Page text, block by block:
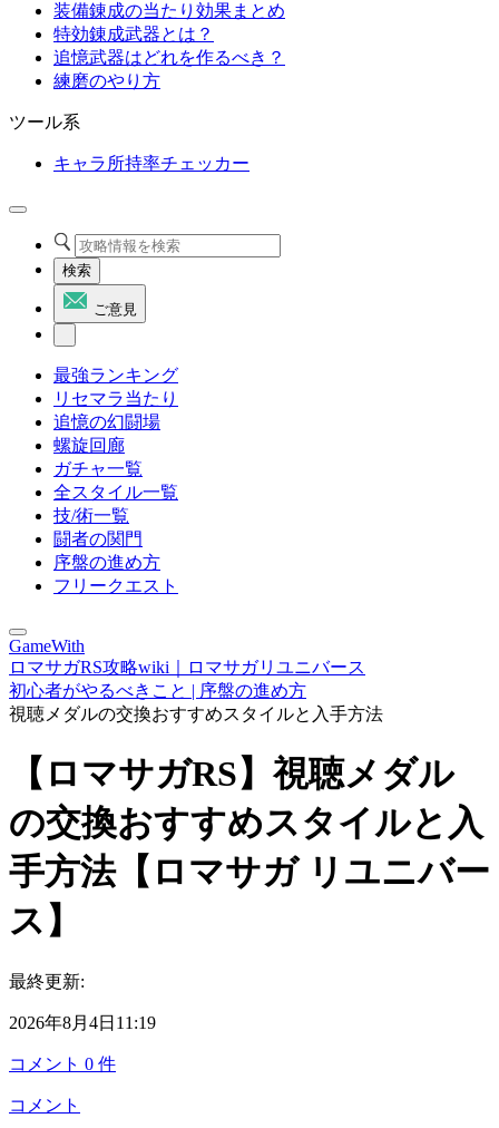
装備錬成の当たり効果まとめ
特効錬成武器とは？
追憶武器はどれを作るべき？
練磨のやり方
ツール系
キャラ所持率チェッカー
検索
ご意見
最強ランキング
リセマラ当たり
追憶の幻闘場
螺旋回廊
ガチャ一覧
全スタイル一覧
技/術一覧
闘者の関門
序盤の進め方
フリークエスト
GameWith
ロマサガRS攻略wiki｜ロマサガリユニバース
初心者がやるべきこと | 序盤の進め方
視聴メダルの交換おすすめスタイルと入手方法
【ロマサガRS】視聴メダル
の交換おすすめスタイルと入
手方法【ロマサガ リユニバー
ス】
最終更新:
2026年8月4日11:19
コメント 0 件
コメント